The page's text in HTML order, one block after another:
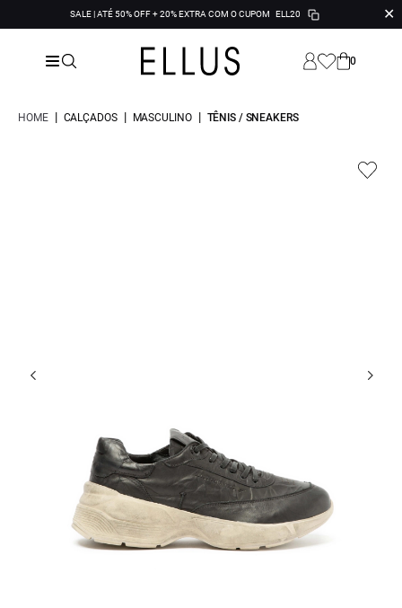
SALE | ATÉ 50% OFF + 20% EXTRA COM O CUPOM ELL20 ✕
0
HOME | CALÇADOS | MASCULINO | TÊNIS / SNEAKERS